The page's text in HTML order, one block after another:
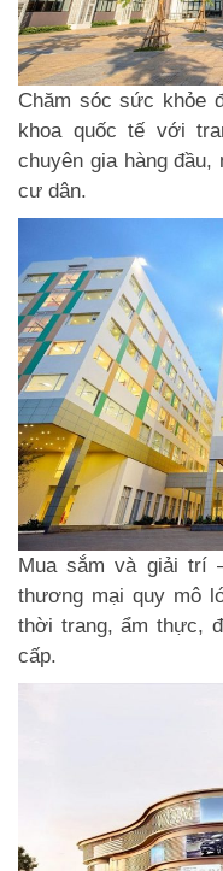
Chăm sóc sức khỏe
khoa quốc tế với
chuyên gia hàng
cư dân.
Mua sắm và giải trí
thương mại quy mô
thời trang, ẩm thực,
cấp.